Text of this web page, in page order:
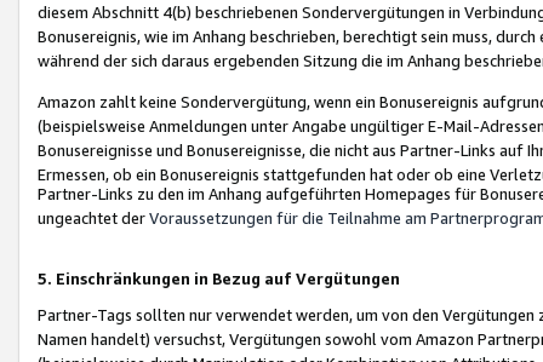
diesem Abschnitt 4(b) beschriebenen Sondervergütungen in
Bonusereignis, wie im Anhang beschrieben, berechtigt sein muss,
während der sich daraus ergebenden Sitzung die im Anhang
Amazon zahlt keine Sondervergütung, wenn ein Bonusereignis
(beispielsweise Anmeldungen unter Angabe ungültiger E-Mail-
Bonusereignisse und Bonusereignisse, die nicht aus Partner-Links auf
Ermessen, ob ein Bonusereignis stattgefunden hat oder ob eine
Partner-Links zu den im Anhang aufgeführten Homepages für
ungeachtet derVoraussetzungen für die Teilnahme am
5. Einschränkungen in Bezug auf Vergütungen
Partner-Tags sollten nur verwendet werden, um von den
Namen handelt) versuchst, Vergütungen sowohl vom Amazon